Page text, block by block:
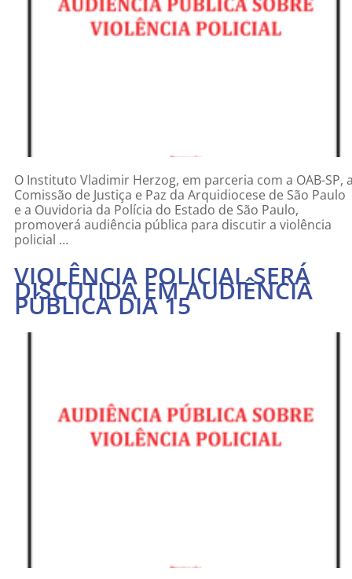
O Instituto Vladimir Herzog, em parceria com a OAB-SP,
Comissão de Justiça e Paz da Arquidiocese de São Paulo
e a Ouvidoria da Polícia do Estado de São Paulo,
promoverá audiência pública para discutir a violência
policial …
VIOLÊNCIA POLICIAL SERÁ
DISCUTIDA EM AUDIÊNCIA
PÚBLICA DIA 15